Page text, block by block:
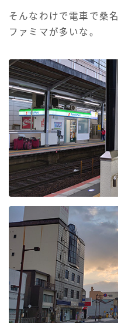
そんなわけで電車で桑
ファミマが多いな。